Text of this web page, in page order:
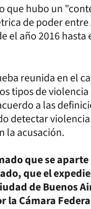
que hubo un
de poder
el año 2016 hasta
reunida en el
tipos de
a las
detectar
la acusación.
que se
que el
de Buenos
la Cámara